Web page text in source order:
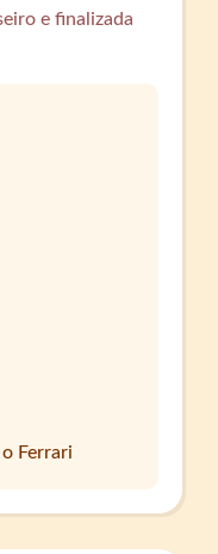
e finalizada
Ferrari